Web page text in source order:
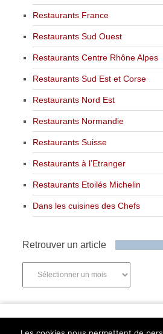
Restaurants France
Restaurants Sud Ouest
Restaurants Centre Rhône Alpes
Restaurants Sud Est et Corse
Restaurants Nord Est
Restaurants Normandie
Restaurants Suisse
Restaurants à l’Etranger
Restaurants Etoilés Michelin
Dans les cuisines des Chefs
Retrouver un article